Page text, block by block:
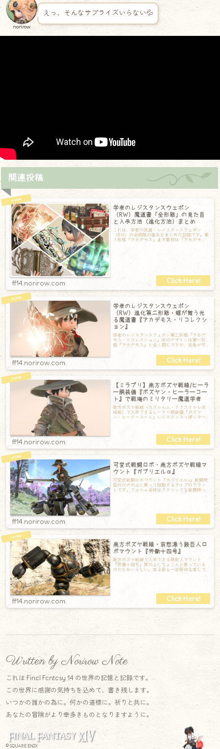
norirow
えっ、そんなサプライズいらない💦
関連投稿
学者のレジスタンスウェポン
（RW）魔道書「全形態」の見た目
と入手方法（進化方法）まとめ
これは、学者の武器・レジスタンスウェポン
（RW）の全段階の進化をまとめた記録です。第
１形態『アカデモス』まず最初は『アカデモ
ff14.norirow.com
学者のレジスタンスウェポン
（RW）進化第二形態・蝶が舞う光
る魔道書『アカデモス・リコレクシ
ョン』
学者のレジスタンスウェポン第二形態『アカデ
モス・リコレクション』本のデザインは第一形
態『アカデモス』と全く同じですが、染色が可
ff14.norirow.com
【ミラプリ】南方ボズヤ戦線/ヒーラ
ー胴装備『ボズヤン・ヒーラーコー
ト』で戦場のミリタリー魔道学者
南方ボズヤ戦線（カストルム・ラクスリトレ攻
城戦）で入手できるヒーラー胴装備『ボズヤ
ン・ヒーラーコート』レジスタンスっぽくマー
ff14.norirow.com
可変式戦闘ロボ・南方ボズヤ戦線マ
ウント『ガブリエルα』
可変式戦闘ロボマウント『ガブリエルα』戦闘機
型のロボの上に乗って移動するタイプのマウン
トです。フォルム全体はクラシックな戦闘機っ
ぽいけど、顔はなんだかちょっと近代的なデ
ff14.norirow.com
南方ボズヤ戦線・哀愁漂う鉄巨人ロ
ボマウント『労働十四号』
南方ボズヤ戦線で入手できる鉄巨人マウント
『労働十四号』肩の上にちょこんと乗っている
のがかわいらしい。走る姿も一生懸命な感じで
なかなか可愛らしい。飛ぶときには爆発のよう
ff14.norirow.com
Written by Norirow Note
これは Final Fantasy 14 の世界の記憶と記録です。
この世界に感謝の気持ちを込めて、書き残します。
いつかの誰かの為に。何かの道標に。祈りと共に。
あなたの冒険がより幸多きものとなりますように。
© SQUARE ENIX